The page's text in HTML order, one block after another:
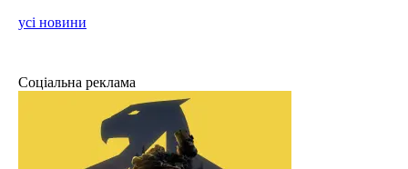
усі новини
Соціальна реклама